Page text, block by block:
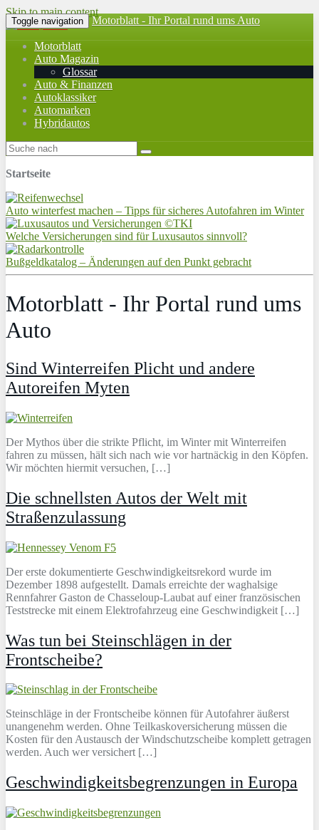
Skip to main content
Toggle navigation Motorblatt - Ihr Portal rund ums Auto
Motorblatt
Auto Magazin
Glossar
Auto & Finanzen
Autoklassiker
Automarken
Hybridautos
Startseite
Auto winterfest machen – Tipps für sicheres Autofahren im Winter
Welche Versicherungen sind für Luxusautos sinnvoll?
Bußgeldkatalog – Änderungen auf den Punkt gebracht
Motorblatt - Ihr Portal rund ums
Auto
Sind Winterreifen Plicht und andere
Autoreifen Myten
Der Mythos über die strikte Pflicht, im Winter mit Winterreifen
fahren zu müssen, hält sich nach wie vor hartnäckig in den Köpfen.
Wir möchten hiermit versuchen, […]
Die schnellsten Autos der Welt mit
Straßenzulassung
Der erste dokumentierte Geschwindigkeitsrekord wurde im
Dezember 1898 aufgestellt. Damals erreichte der waghalsige
Rennfahrer Gaston de Chasseloup-Laubat auf einer französischen
Teststrecke mit einem Elektrofahrzeug eine Geschwindigkeit […]
Was tun bei Steinschlägen in der
Frontscheibe?
Steinschläge in der Frontscheibe können für Autofahrer äußerst
unangenehm werden. Ohne Teilkaskoversicherung müssen die
Kosten für den Austausch der Windschutzscheibe komplett getragen
werden. Auch wer versichert […]
Geschwindigkeitsbegrenzungen in Europa